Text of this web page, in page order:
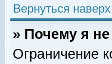
Вернуться наверх
» Почему я
Ограничение